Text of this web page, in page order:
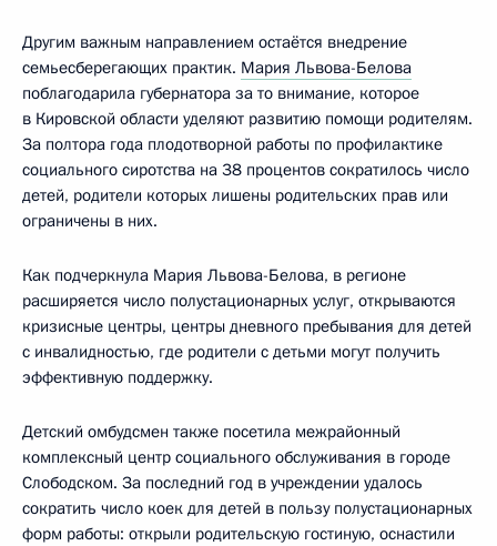
Другим важным направлением остаётся внедрение
семьесберегающих практик. Мария Львова-Белова
поблагодарила губернатора за то внимание, которое
в Кировской области уделяют развитию помощи родителям.
За полтора года плодотворной работы по профилактике
социального сиротства на 38 процентов сократилось число
детей, родители которых лишены родительских прав или
ограничены в них.
Как подчеркнула Мария Львова-Белова, в регионе
расширяется число полустационарных услуг, открываются
кризисные центры, центры дневного пребывания для детей
с инвалидностью, где родители с детьми могут получить
эффективную поддержку.
Детский омбудсмен также посетила межрайонный
комплексный центр социального обслуживания в городе
Слободском. За последний год в учреждении удалось
сократить число коек для детей в пользу полустационарных
форм работы: открыли родительскую гостиную, оснастили